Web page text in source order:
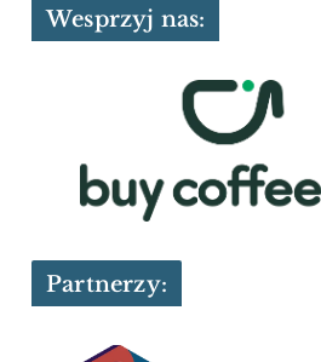
Wesprzyj nas:
Partnerzy: